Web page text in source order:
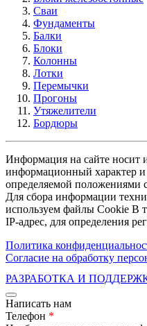
Сваи
Фундаменты
Балки
Блоки
Колонны
Лотки
Перемычки
Прогоны
Утяжелители
Бордюры
Информация на сайте носит
информационный характер и
определяемой положениями
Для сбора информации
используем файлы Cookie В
IP-адрес, для определения
Политика
Согласие на обработку
РАЗРАБОТКА И
Написать нам
Телефон *